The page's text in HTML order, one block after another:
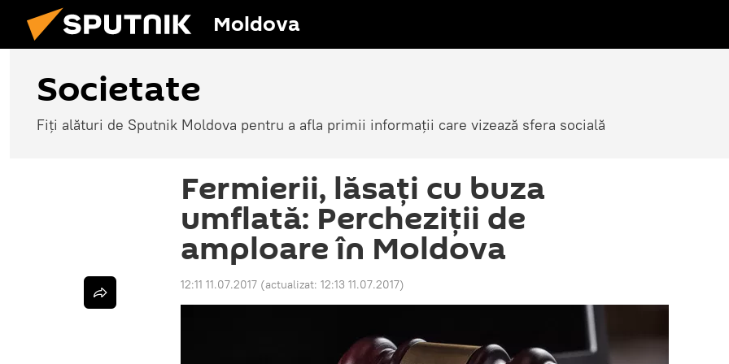
Moldova
Societate
Fiți alături de Sputnik Moldova pentru a afla primii informații care vizează sfera socială
Fermierii, lăsați cu buza
umflată: Percheziții de
amploare în Moldova
12:11 11.07.2017 (actualizat: 12:13 11.07.2017)